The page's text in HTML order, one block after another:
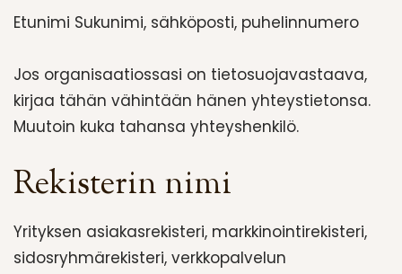
Etunimi Sukunimi, sähköposti, puhelinnumero
Jos organisaatiossasi on tietosuojavastaava,
kirjaa tähän vähintään hänen yhteystietonsa.
Muutoin kuka tahansa yhteyshenkilö.
Rekisterin nimi
Yrityksen asiakasrekisteri, markkinointirekisteri,
sidosryhmärekisteri, verkkopalvelun